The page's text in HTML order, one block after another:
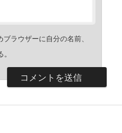
ラウザーに自分の名前、